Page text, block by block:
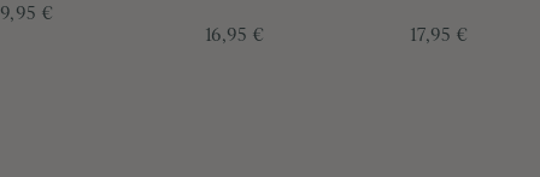
9,95 €
16,95 € 17,95 €